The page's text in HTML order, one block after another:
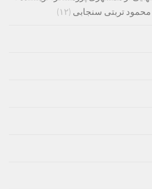
محمود تربتی سنجابی (۱۲)